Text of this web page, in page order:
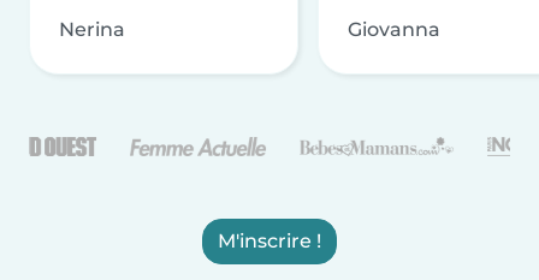
Nerina Giovanna
M'inscrire !